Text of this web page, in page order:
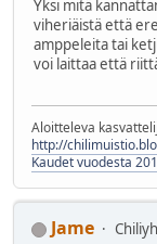
Yksi mitä
viheriäistä että
amppeleita tai
voi laittaa että
Aloitteleva
http://
Kaudet vuodesta
Jame